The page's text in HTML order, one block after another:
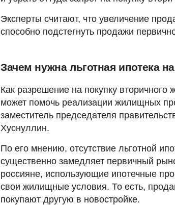
Эксперты считают, что увеличение
способно подстегнуть продажи
Зачем нужна льготная ипотека
Как разрешение на покупку вторичного
может помочь реализации жилищных
заместитель председателя
Хуснуллин.
По его мнению, отсутствие льготной
существенно замедляет первичный
россияне, использующие ипотечные
свои жилищные условия. То есть,
покупают другую в новостройке.